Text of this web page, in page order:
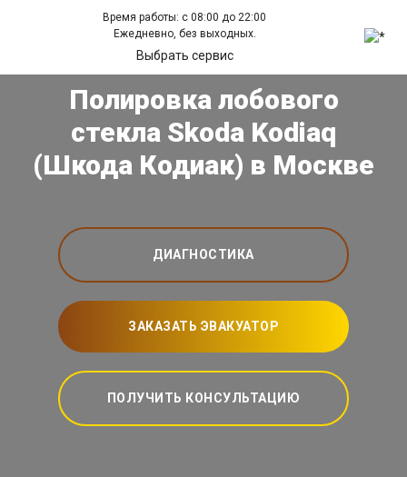
Время работы: с 08:00 до 22:00
Ежедневно, без выходных.
Выбрать сервис
Полировка лобового
стекла Skoda Kodiaq
(Шкода Кодиак) в Москве
ДИАГНОСТИКА
ЗАКАЗАТЬ ЭВАКУАТОР
ПОЛУЧИТЬ КОНСУЛЬТАЦИЮ